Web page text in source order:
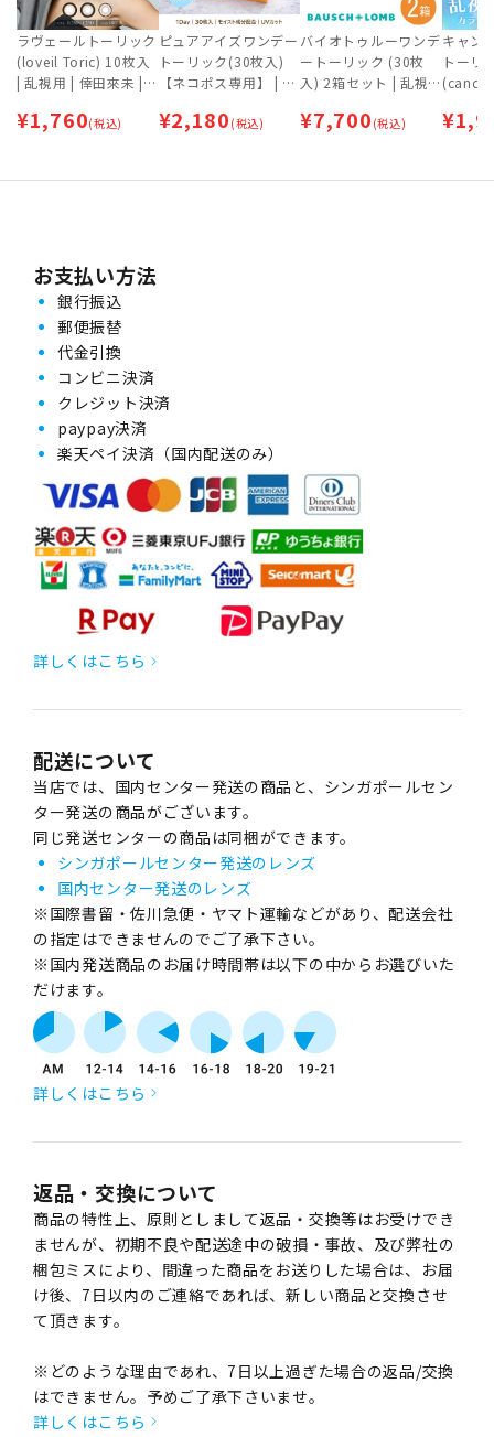
ラヴェールトーリック
(loveil Toric) 10枚入
| 乱視用 | 倖田來未 |
¥1,760(税込)
ピュアアイズワンデー
トーリック(30枚入)
【ネコポス専用】 | 乱
| ワンデー
¥2,180 (税込)
バイオトゥルーワンデ
ートーリック (30枚
入) 2箱セット | 乱視
¥7,700 (税込)
キャン
トーリ
(candy
鈴木愛
¥
お支払い方法
銀行振込
郵便振替
代金引換
コンビニ決済
クレジット決済
paypay決済
楽天ペイ決済（国内配送のみ）
詳しくはこちら
配送について
当店では、国内センター発送の商品と、シンガポールセン
ター発送の商品がございます。
同じ発送センターの商品は同梱ができます。
シンガポールセンター発送のレンズ
国内センター発送のレンズ
※国際書留・佐川急便・ヤマト運輸などがあり、配送会社
の指定はできませんのでご了承下さい。
※国内発送商品のお届け時間帯は以下の中からお選びいた
だけます。
詳しくはこちら
返品・交換について
商品の特性上、原則としまして返品・交換等はお受けでき
ませんが、初期不良や配送途中の破損・事故、及び弊社の
梱包ミスにより、間違った商品をお送りした場合は、お届
け後、7日以内のご連絡であれば、新しい商品と交換させ
て頂きます。
※どのような理由であれ、7日以上過ぎた場合の返品/交換
はできません。予めご了承下さいませ。
詳しくはこちら